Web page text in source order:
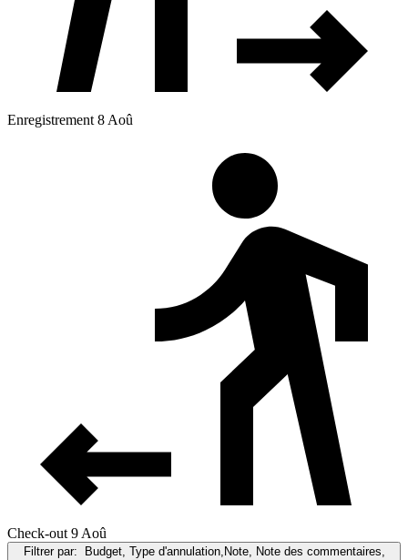
Enregistrement 8 Aoû
Check-out 9 Aoû
Filtrer par: Budget, Type d'annulation,Note, Note des commentaires,